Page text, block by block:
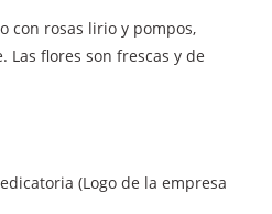
con rosas lirio y pompos,
Las flores son frescas y de
(Logo de la empresa